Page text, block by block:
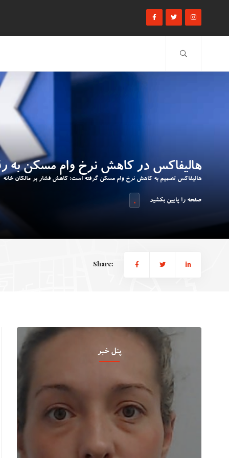
هالیفاکس در کاهش نرخ وام مسکن به
هالیفاکس تصمیم به کاهش نرخ وام مسکن گرفته است: کاهش فشار بر مالکان خانه
صفحه را پایین بکشید
Share:
پنل خبر